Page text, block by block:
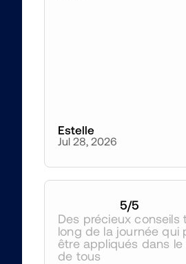
Estelle
Jul 28, 2026
5/5
Des précieux conseils
long de la journée qui
être appliqués dans
de tous